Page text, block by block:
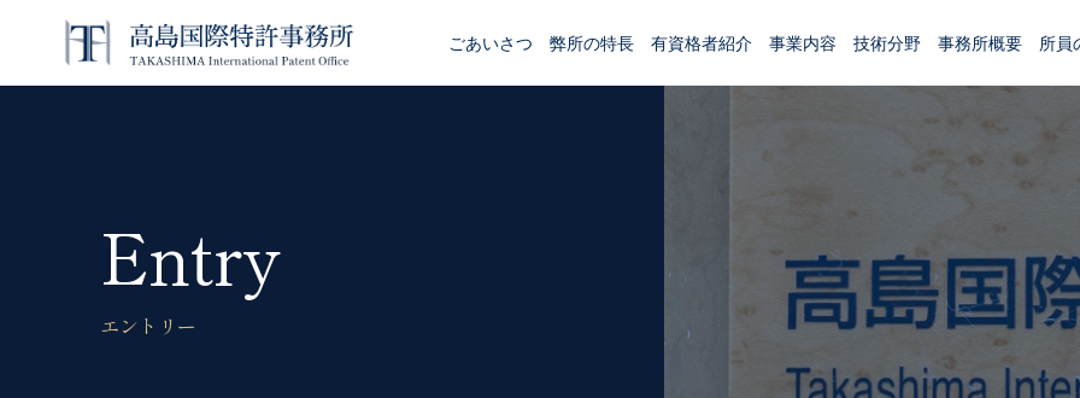
ごあいさつ 弊所の特長 有資格者紹介 事業内容 技術分野 事務所概要 所員
Entry
エントリー